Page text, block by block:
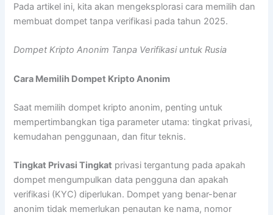
Pada artikel ini, kita akan mengeksplorasi cara memilih dan
membuat dompet tanpa verifikasi pada tahun 2025.
Dompet Kripto Anonim Tanpa Verifikasi untuk Rusia
Cara Memilih Dompet Kripto Anonim
Saat memilih dompet kripto anonim, penting untuk
mempertimbangkan tiga parameter utama: tingkat privasi,
kemudahan penggunaan, dan fitur teknis.
Tingkat Privasi Tingkat privasi tergantung pada apakah
dompet mengumpulkan data pengguna dan apakah
verifikasi (KYC) diperlukan. Dompet yang benar-benar
anonim tidak memerlukan penautan ke nama, nomor